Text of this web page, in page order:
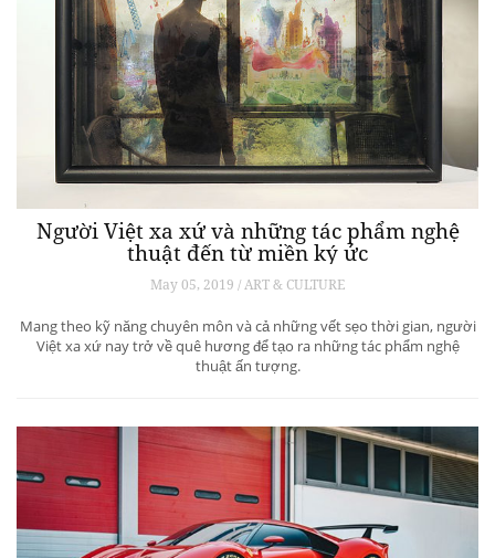
Người Việt xa xứ và những tác phẩm nghệ
thuật đến từ miền ký ức
May 05, 2019 / ART & CULTURE
Mang theo kỹ năng chuyên môn và cả những vết sẹo thời gian, người
Việt xa xứ nay trở về quê hương để tạo ra những tác phẩm nghệ
thuật ấn tượng.